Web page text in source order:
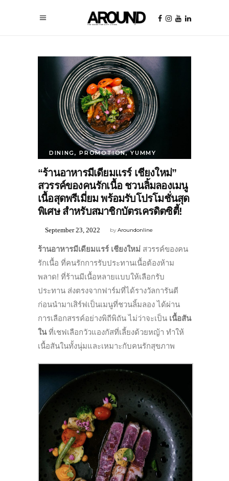
DINING,PROMOTION,YUMMY
“ร้านอาหารมีเดียมแรร์ เชียงใหม่”
สวรรค์ของคนรักเนื้อ ชวนลิ้มลองเมนู
เนื้อสุดพรีเมี่ยม พร้อมรับโปรโมชั่นสุด
พิเศษ สำหรับสมาชิกบัตรเครดิตซิตี้!
byAroundonline
September 23, 2022
ร้านอาหารมีเดียมแรร์ เชียงใหม่ สวรรค์ของคน
รักเนื้อ ที่คนรักการรับประทานเนื้อต้องห้าม
พลาด! ที่ร้านมีเนื้อหลายแบบให้เลือกรับ
ประทาน ส่งตรงจากฟาร์มที่ได้รางวัลการันตี
ก่อนนำมาเสิร์ฟเป็นเมนูที่ชวนลิ้มลอง ได้ผ่าน
การเลือกสรรค์อย่างพิถีพิถัน ไม่ว่าจะเป็น เนื้อสัน
ในที่เชฟเลือกวัวแองกัสที่เลี้ยงด้วยหญ้า ทำให้
เนื้อสันในทั้งนุ่มและเหมาะกับคนรักสุขภาพ